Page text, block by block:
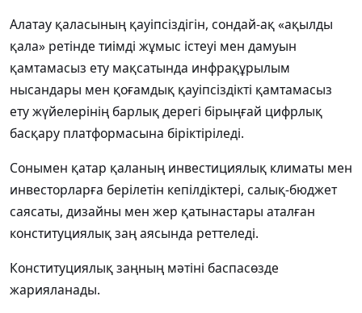
Алатау қаласының қауіпсіздігін, сондай-ақ «ақылды
қала» ретінде тиімді жұмыс істеуі мен дамуын
қамтамасыз ету мақсатында инфрақұрылым
нысандары мен қоғамдық қауіпсіздікті қамтамасыз
ету жүйелерінің барлық дерегі бірыңғай цифрлық
басқару платформасына біріктіріледі.
Сонымен қатар қаланың инвестициялық климаты мен
инвесторларға берілетін кепілдіктері, салық-бюджет
саясаты, дизайны мен жер қатынастары аталған
конституциялық заң аясында реттеледі.
Конституциялық заңның мәтіні баспасөзде
жарияланады.